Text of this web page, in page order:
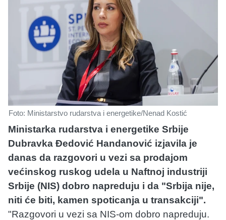
Foto: Ministarstvo rudarstva i energetike/Nenad Kostić
Ministarka rudarstva i energetike Srbije
Dubravka Đedović Handanović izjavila je
danas da razgovori u vezi sa prodajom
većinskog ruskog udela u Naftnoj industriji
Srbije (NIS) dobro napreduju i da "Srbija nije,
niti će biti, kamen spoticanja u transakciji".
"Razgovori u vezi sa NIS-om dobro napreduju.